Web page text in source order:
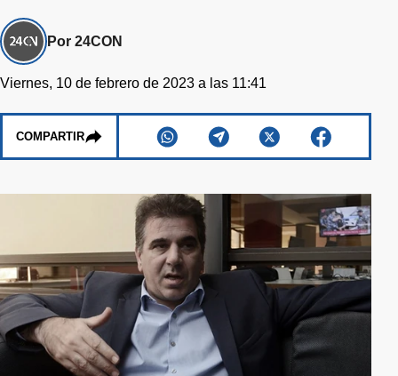
Por 24CON
Viernes, 10 de febrero de 2023 a las 11:41
COMPARTIR